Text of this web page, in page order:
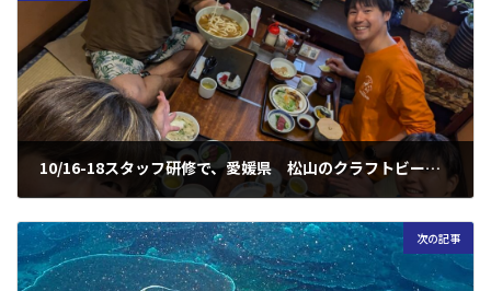
10/16-18スタッフ研修で、愛媛県 松山のクラフトビールと愛南の海と夜と紫電改展示館で、歴史を学び、満喫して、学びと栄養を養ったってお話
2024年10月24日
次の記事